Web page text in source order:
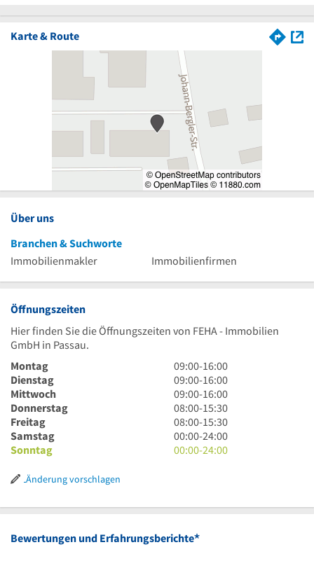
Karte & Route
Über uns
Branchen & Suchworte
Immobilienmakler
Immobilienfirmen
Öffnungszeiten
Hier finden Sie die Öffnungszeiten von FEHA - Immobilien
GmbH in Passau.
Montag
9
Uhr
bis
16
Uhr
09:00-16:00
Dienstag
9
Uhr
bis
16
Uhr
09:00-16:00
Mittwoch
9
Uhr
bis
16
Uhr
09:00-16:00
Donnerstag
8
Uhr
bis
15
08:00-15:30
Freitag
8
Uhr
bis
08:00-15:30
Samstag
0
Uhr
00:00-24:00
Sonntag
0
Uhr
00:00-24:00
Änderung vorschlagen
Bewertungen und Erfahrungsberichte*